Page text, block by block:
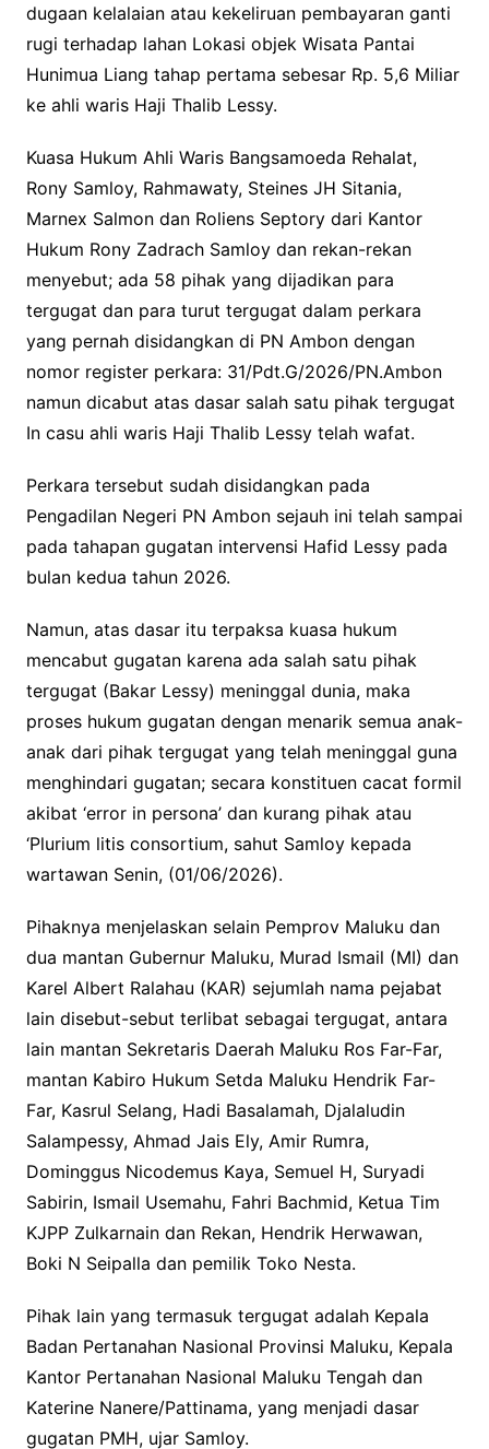
dugaan kelalaian atau kekeliruan pembayaran ganti
rugi terhadap lahan Lokasi objek Wisata Pantai
Hunimua Liang tahap pertama sebesar Rp. 5,6 Miliar
ke ahli waris Haji Thalib Lessy.
Kuasa Hukum Ahli Waris Bangsamoeda Rehalat,
Rony Samloy, Rahmawaty, Steines JH Sitania,
Marnex Salmon dan Roliens Septory dari Kantor
Hukum Rony Zadrach Samloy dan rekan-rekan
menyebut; ada 58 pihak yang dijadikan para
tergugat dan para turut tergugat dalam perkara
yang pernah disidangkan di PN Ambon dengan
nomor register perkara: 31/Pdt.G/2026/PN.Ambon
namun dicabut atas dasar salah satu pihak tergugat
In casu ahli waris Haji Thalib Lessy telah wafat.
Perkara tersebut sudah disidangkan pada
Pengadilan Negeri PN Ambon sejauh ini telah sampai
pada tahapan gugatan intervensi Hafid Lessy pada
bulan kedua tahun 2026.
Namun, atas dasar itu terpaksa kuasa hukum
mencabut gugatan karena ada salah satu pihak
tergugat (Bakar Lessy) meninggal dunia, maka
proses hukum gugatan dengan menarik semua anak-
anak dari pihak tergugat yang telah meninggal guna
menghindari gugatan; secara konstituen cacat formil
akibat ‘error in persona’ dan kurang pihak atau
‘Plurium litis consortium, sahut Samloy kepada
wartawan Senin, (01/06/2026).
Pihaknya menjelaskan selain Pemprov Maluku dan
dua mantan Gubernur Maluku, Murad Ismail (MI) dan
Karel Albert Ralahau (KAR) sejumlah nama pejabat
lain disebut-sebut terlibat sebagai tergugat, antara
lain mantan Sekretaris Daerah Maluku Ros Far-Far,
mantan Kabiro Hukum Setda Maluku Hendrik Far-
Far, Kasrul Selang, Hadi Basalamah, Djalaludin
Salampessy, Ahmad Jais Ely, Amir Rumra,
Dominggus Nicodemus Kaya, Semuel H, Suryadi
Sabirin, Ismail Usemahu, Fahri Bachmid, Ketua Tim
KJPP Zulkarnain dan Rekan, Hendrik Herwawan,
Boki N Seipalla dan pemilik Toko Nesta.
Pihak lain yang termasuk tergugat adalah Kepala
Badan Pertanahan Nasional Provinsi Maluku, Kepala
Kantor Pertanahan Nasional Maluku Tengah dan
Katerine Nanere/Pattinama, yang menjadi dasar
gugatan PMH, ujar Samloy.